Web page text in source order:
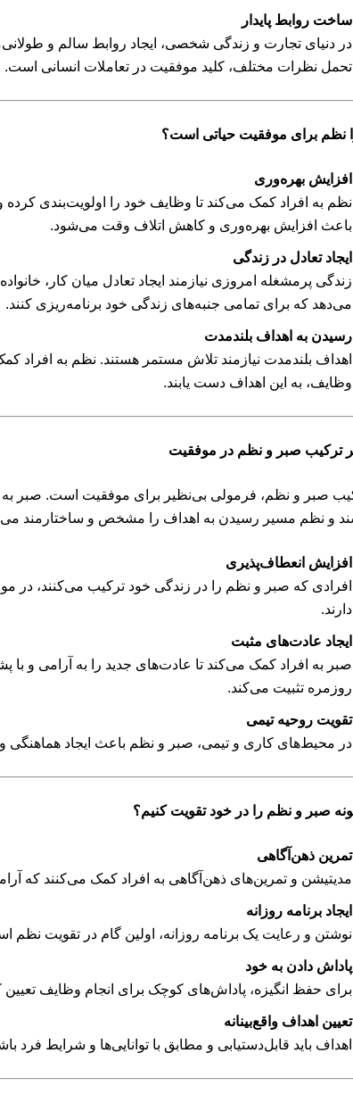
ساخت روابط پایدار
در دنیای تجارت و زندگی شخصی، ایجاد روابط سالم و
تحمل نظرات مختلف، کلید موفقیت در تعاملات انسانی است.
نظم برای موفقیت حیاتی است؟
افزایش بهره‌وری
نظم به افراد کمک می‌کند تا وظایف خود را اولویت‌بندی کرده
باعث افزایش بهره‌وری و کاهش اتلاف وقت می‌شود.
ایجاد تعادل در زندگی
زندگی پرمشغله امروزی نیازمند ایجاد تعادل میان کار،
می‌دهد که برای تمامی جنبه‌های زندگی خود برنامه‌ریزی کنند.
رسیدن به اهداف بلندمدت
اهداف بلندمدت نیازمند تلاش مستمر هستند. نظم به افراد
وظایف، به این اهداف دست یابند.
ترکیب صبر و نظم در موفقیت
صبر و نظم، فرمولی بی‌نظیر برای موفقیت است. صبر به
و نظم مسیر رسیدن به اهداف را مشخص و ساختارمند
افزایش انعطاف‌پذیری
افرادی که صبر و نظم را در زندگی خود ترکیب می‌کنند، در
دارند.
ایجاد عادت‌های مثبت
صبر به افراد کمک می‌کند تا عادت‌های جدید را به آرامی و با
روزمره تثبیت می‌کند.
تقویت روحیه تیمی
در محیط‌های کاری و تیمی، صبر و نظم باعث ایجاد هماهنگی
صبر و نظم را در خود تقویت کنیم؟
تمرین ذهن‌آگاهی
مدیتیشن و تمرین‌های ذهن‌آگاهی به افراد کمک می‌کنند که
ایجاد برنامه روزانه
نوشتن و رعایت یک برنامه روزانه، اولین گام در تقویت نظم
پاداش دادن به خود
برای حفظ انگیزه، پاداش‌های کوچک برای انجام وظایف تعیین
تعیین اهداف واقع‌بینانه
اهداف باید قابل‌دستیابی و مطابق با توانایی‌ها و شرایط فرد